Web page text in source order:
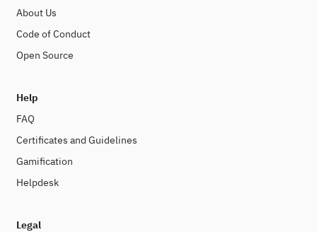
About Us
Code of Conduct
Open Source
Help
FAQ
Certificates and Guidelines
Gamification
Helpdesk
Legal